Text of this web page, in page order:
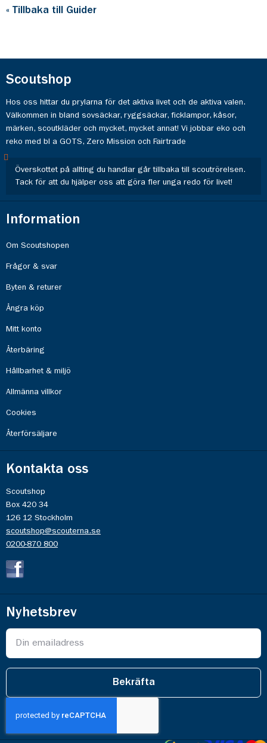
« Tillbaka till Guider
Scoutshop
Hos oss hittar du prylarna för det aktiva livet och de aktiva valen.
Välkommen in bland sovsäckar, ryggsäckar, ficklampor, kåsor,
märken, scoutkläder och mycket, mycket annat! Vi jobbar eko och
reko med bl a GOTS, Zero Mission och Fairtrade
Överskottet på allting du handlar går tillbaka till scoutrörelsen.
Tack för att du hjälper oss att göra fler unga redo för livet!
Information
Om Scoutshopen
Frågor & svar
Byten & returer
Ångra köp
Mitt konto
Återbäring
Hållbarhet & miljö
Allmänna villkor
Cookies
Återförsäljare
Kontakta oss
Scoutshop
Box 420 34
126 12 Stockholm
scoutshop@scouterna.se
0200-870 800
Nyhetsbrev
Bekräfta